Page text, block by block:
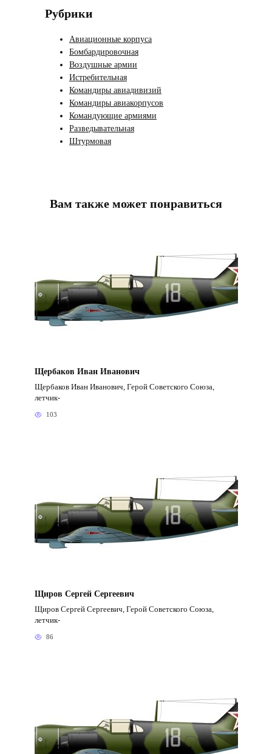
Рубрики
Авиационные корпуса
Бомбардировочная
Воздушные армии
Истребительная
Командиры авиадивизий
Командиры авиакорпусов
Командующие армиями
Разведывательная
Штурмовая
Вам также может понравиться
Щербаков Иван Иванович
Щербаков Иван Иванович, Герой Советского Союза,
летчик-
103
Щиров Сергей Сергеевич
Щиров Сергей Сергеевич, Герой Советского Союза,
летчик-
86